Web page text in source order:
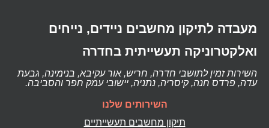
מעבדה לתיקון מחשבים ניידים, נייחים
ואלקטרוניקה תעשייתית בחדרה
השירות זמין לתושבי חדרה, חריש, אור עקיבא, בנימינה, גבעת
עדה, פרדס חנה, קיסריה, נתניה, יישובי עמק חפר והסביבה.
השירותים שלנו
תיקון מחשבים תעשייתיים